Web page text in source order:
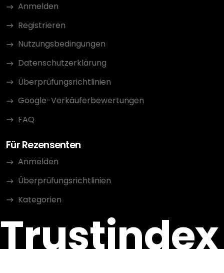
Anmelden
Registrieren
Nutzungsbedingungen
Datenschutzerklärung
Überprüfungsrichtlinien
Google-Verkäuferbewertungen
FAQ
Für Rezensenten
Anmelden
Überprüfungsrichtlinien
Kategorien
Trustindex